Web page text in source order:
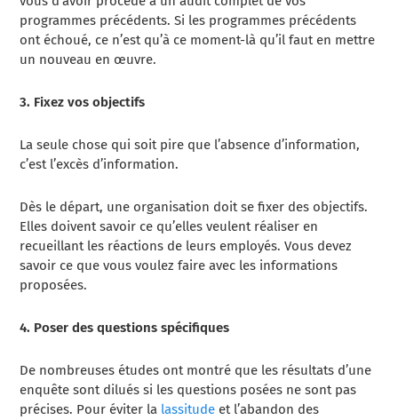
programmes précédents. Si les programmes précédents
ont échoué, ce n’est qu’à ce moment-là qu’il faut en mettre
un nouveau en œuvre.
3. Fixez vos objectifs
La seule chose qui soit pire que l’absence d’information,
c’est l’excès d’information.
Dès le départ, une organisation doit se fixer des objectifs.
Elles doivent savoir ce qu’elles veulent réaliser en
recueillant les réactions de leurs employés. Vous devez
savoir ce que vous voulez faire avec les informations
proposées.
4. Poser des questions spécifiques
De nombreuses études ont montré que les résultats d’une
enquête sont dilués si les questions posées ne sont pas
précises. Pour éviter la lassitude et l’abandon des